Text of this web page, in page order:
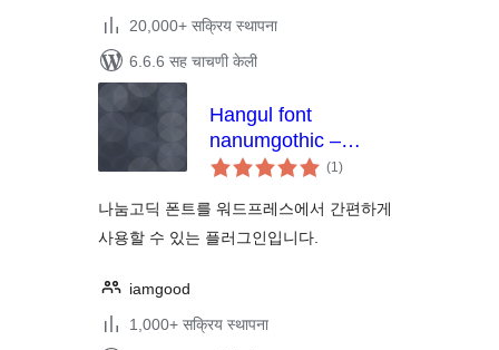
20,000+ सक्रिय स्थापना
6.6.6 सह चाचणी केली
Hangul font
nanumgothic –
google
(1एकूण
मूल्यांकन
)
나눔고딕 폰트를 워드프레스에서 간편하게
사용할 수 있는 플러그인입니다.
iamgood
1,000+ सक्रिय स्थापना